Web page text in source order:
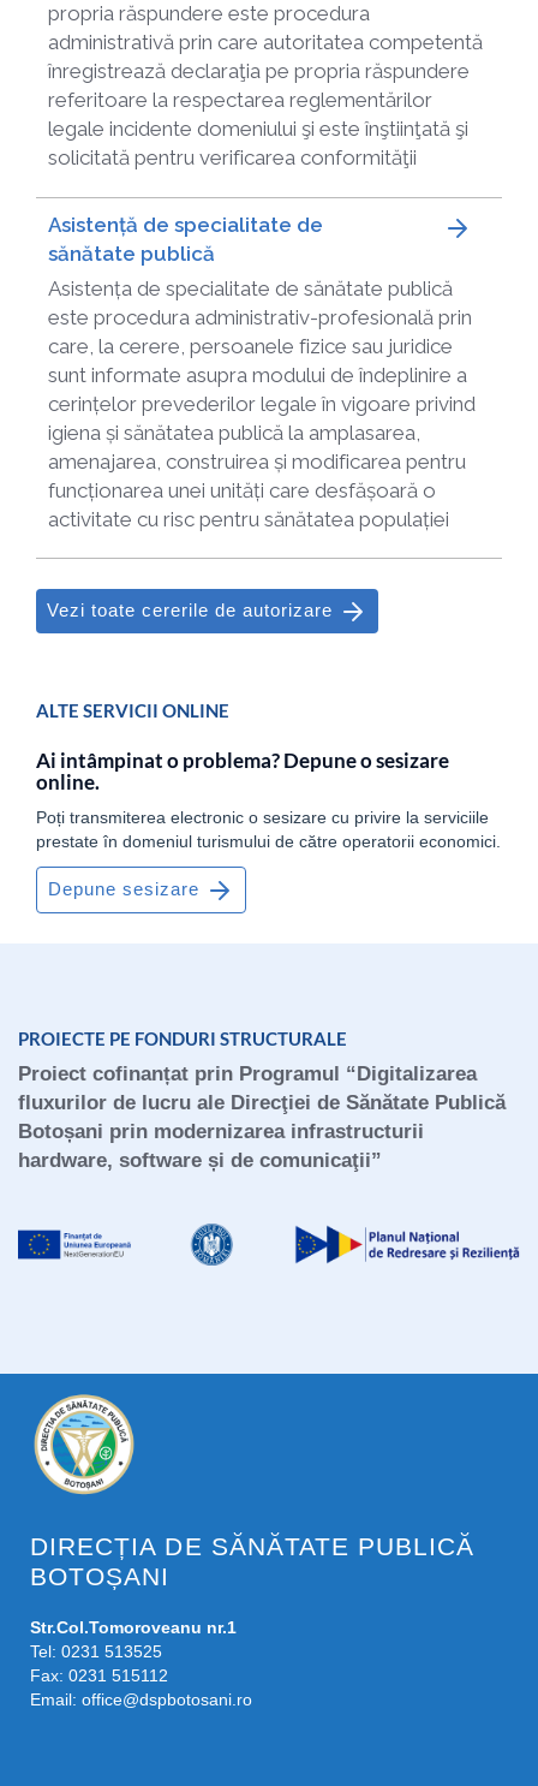
propria răspundere este procedura
administrativă prin care autoritatea competentă
înregistrează declaraţia pe propria răspundere
referitoare la respectarea reglementărilor
legale incidente domeniului şi este înştiinţată şi
solicitată pentru verificarea conformităţii
Asistență de specialitate de
sănătate publică
Asistența de specialitate de sănătate publică
este procedura administrativ-profesională prin
care, la cerere, persoanele fizice sau juridice
sunt informate asupra modului de îndeplinire a
cerințelor prevederilor legale în vigoare privind
igiena și sănătatea publică la amplasarea,
amenajarea, construirea și modificarea pentru
funcționarea unei unități care desfășoară o
activitate cu risc pentru sănătatea populației
Vezi toate cererile de autorizare
ALTE SERVICII ONLINE
Ai intâmpinat o problema? Depune o sesizare
online.
Poți transmiterea electronic o sesizare cu privire la serviciile
prestate în domeniul turismului de către operatorii economici.
Depune sesizare
PROIECTE PE FONDURI STRUCTURALE
Proiect cofinanțat prin Programul “Digitalizarea
fluxurilor de lucru ale Direcţiei de Sănătate Publică
Botoșani prin modernizarea infrastructurii
hardware, software și de comunicaţii”
DIRECȚIA DE SĂNĂTATE PUBLICĂ
BOTOȘANI
Str.Col.Tomoroveanu nr.1
Tel: 0231 513525
Fax: 0231 515112
Email: office@dspbotosani.ro